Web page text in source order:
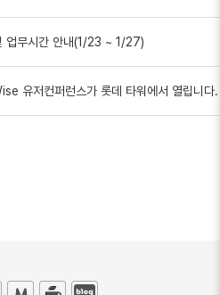
업무시간 안내(1/23 ~ 1/27)
유저컨퍼런스가 롯데 타워에서 열립니다